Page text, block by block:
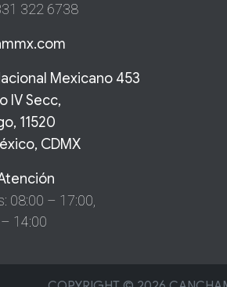
322 6738
Mexicano 453
IV Secc,
11520
CDMX
08:00 – 17:00,
14:00